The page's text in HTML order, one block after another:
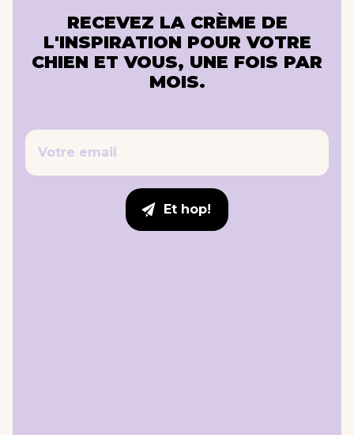
RECEVEZ LA CRÈME DE
L'INSPIRATION POUR VOTRE
CHIEN ET VOUS, UNE FOIS PAR
MOIS.